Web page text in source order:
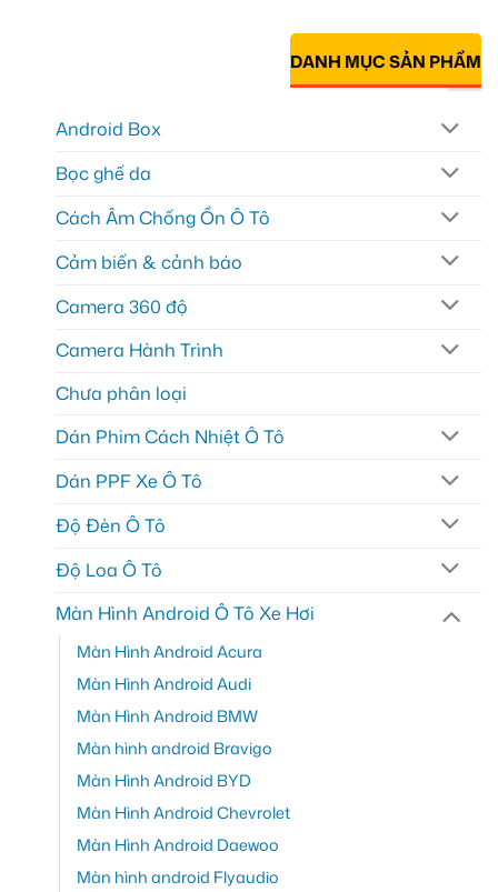
DANH MỤC SẢN PHẨM
Android Box
Bọc ghế da
Cách Âm Chống Ồn Ô Tô
Cảm biến & cảnh báo
Camera 360 độ
Camera Hành Trình
Chưa phân loại
Dán Phim Cách Nhiệt Ô Tô
Dán PPF Xe Ô Tô
Độ Đèn Ô Tô
Độ Loa Ô Tô
Màn Hình Android Ô Tô Xe Hơi
Màn Hình Android Acura
Màn Hình Android Audi
Màn Hình Android BMW
Màn hình android Bravigo
Màn Hình Android BYD
Màn Hình Android Chevrolet
Màn Hình Android Daewoo
Màn hình android Flyaudio